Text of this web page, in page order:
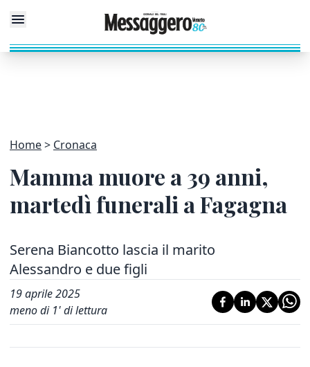
Home Cronaca
Mamma muore a 39 anni,
martedì funerali a Fagagna
Serena Biancotto lascia il marito
Alessandro e due figli
19 aprile 2025
meno di 1' di lettura